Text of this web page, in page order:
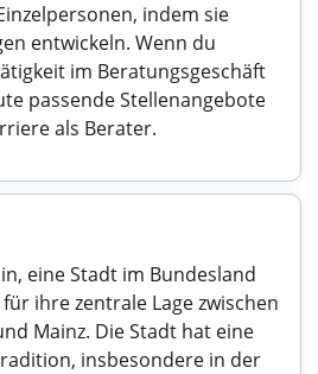
indem sie
entwickeln. Wenn du
im Beratungsgeschäft
passende Stellenangebote
als Berater.
eine Stadt im Bundesland
ihre zentrale Lage zwischen
Mainz. Die Stadt hat eine
insbesondere in der